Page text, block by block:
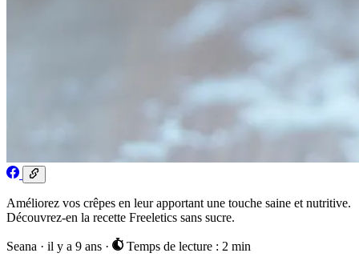
Améliorez vos crêpes en leur apportant une touche saine et nutritive.
Découvrez-en la recette Freeletics sans sucre.
Seana · il y a 9 ans · Temps de lecture : 2 min